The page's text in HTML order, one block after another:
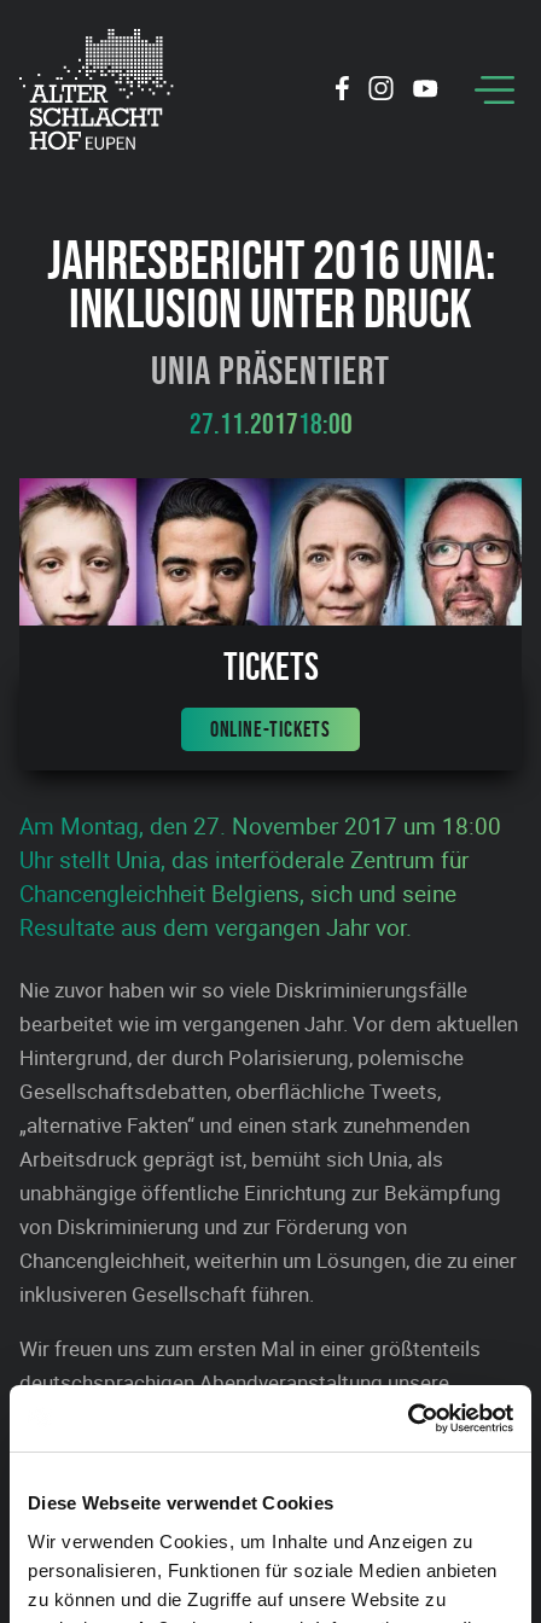
Diese Webseite verwendet Cookies
Wir verwenden Cookies, um Inhalte und Anzeigen zu
personalisieren, Funktionen für soziale Medien anbieten
zu können und die Zugriffe auf unsere Website zu
JAHRESBERICHT 2016 UNIA:
INKLUSION UNTER DRUCK
Unia präsentiert
27.11.201718:00
Tickets
ONLINE-TICKETS
Am Montag, den 27. November 2017 um 18:00
Uhr stellt Unia, das interföderale Zentrum für
Chancengleichheit Belgiens, sich und seine
Resultate aus dem vergangen Jahr vor.
Nie zuvor haben wir so viele Diskriminierungsfälle
bearbeitet wie im vergangenen Jahr. Vor dem aktuellen
Hintergrund, der durch Polarisierung, polemische
Gesellschaftsdebatten, oberflächliche Tweets,
„alternative Fakten“ und einen stark zunehmenden
Arbeitsdruck geprägt ist, bemüht sich Unia, als
unabhängige öffentliche Einrichtung zur Bekämpfung
von Diskriminierung und zur Förderung von
Chancengleichheit, weiterhin um Lösungen, die zu einer
inklusiveren Gesellschaft führen.
Wir freuen uns zum ersten Mal in einer größtenteils
deutschsprachigen Abendveranstaltung unsere
Organisation und unsere Resultate aus dem vergangen
Jahr vorzustellen. Ein besonderer Fokus wird dabei auf
ihre Perspektive zu aktuellen
Diskriminationsthematiken hinzu. Wir freuen uns in
diesem Rahmen über Vorträge von Brigtte Kocks,